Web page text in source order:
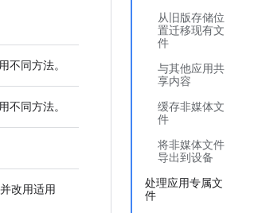
从旧版存储位
置迁移现有文
件
与其他应用共
享内容
缓存非媒体文
件
将非媒体文件
导出到设备
处理应用专属文
件
同方法。
同方法。
改用适用